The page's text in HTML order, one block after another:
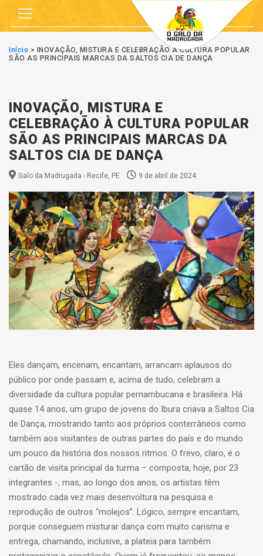
Início >
INOVAÇÃO, MISTURA E CELEBRAÇÃO À CULTURA POPULAR
SÃO AS PRINCIPAIS MARCAS DA SALTOS CIA DE DANÇA
INOVAÇÃO, MISTURA E
CELEBRAÇÃO À CULTURA POPULAR
SÃO AS PRINCIPAIS MARCAS DA
SALTOS CIA DE DANÇA
Galo da Madrugada - Recife, PE 9 de abril de 2024
Eles dançam, encenam, encantam, arrancam aplausos do
público por onde passam e, acima de tudo, celebram a
diversidade da cultura popular pernambucana e brasileira. Há
quase 14 anos, um grupo de jovens do Ibura criava a Saltos Cia
de Dança, mostrando tanto aos próprios conterrâneos como
também aos visitantes de outras partes do país e do mundo
um pouco da história dos nossos ritmos. O frevo, claro, é o
cartão de visita principal da turma – composta, hoje, por 23
integrantes -, mas, ao longo dos anos, os artistas têm
mostrado cada vez mais desenvoltura na pesquisa e
reprodução de outros “molejos”. Lógico, sempre encantam,
porque conseguem misturar dança com muito carisma e
entrega, chamando, inclusive, a plateia para também